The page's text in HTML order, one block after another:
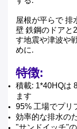
屋根が平らで 排
壁 鉄鋼のドアと
す地震や津波や
めに.
特徴:
積載: 1*40HQは
ます
95% 工場でプリ
効率的な排水の